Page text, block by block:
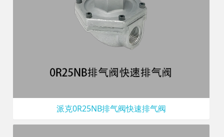
派克0R25NB排气阀快速排气阀